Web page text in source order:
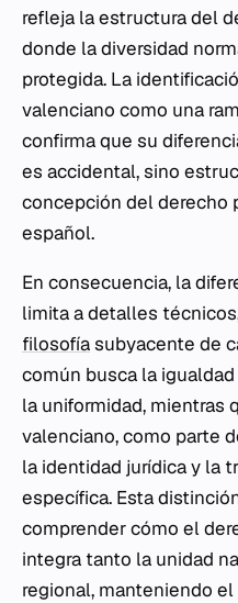
refleja la estructura del
donde la diversidad
protegida. La
valenciano como una
confirma que su
es accidental, sino
concepción del derecho
español.
En consecuencia, la
limita a detalles
filosofíasubyacente de
común busca la
la uniformidad, mientras
valenciano, como parte
la identidad jurídica y la
específica. Esta
comprender cómo el
integra tanto la unidad
regional, manteniendo